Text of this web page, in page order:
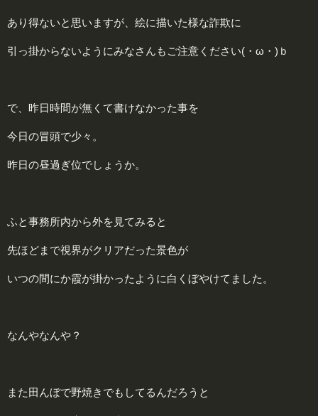
あり得ないと思いますが、絵に描いた様な詐欺に
引っ掛からないようにみなさんもご注意ください(・ω・)ｂ
で、昨日時間が無くて書けなかった事を
今日の冒頭で少々。
昨日の昼過ぎ位でしょうか。
ふと事務所内から外を見てみると
先ほどまで視界がクリアだった景色が
いつの間にか霞が掛かったように白くぼやけてました。
なんやなんや？
また田んぼで野焼きでもしてるんだろうと